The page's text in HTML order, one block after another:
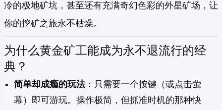
冷的极地矿坑，甚至还有充满奇幻色彩的外星矿场，让
你的挖矿之旅永不枯燥。
为什么黄金矿工能成为永不退流行的经
典？
简单却成瘾的玩法：只需要一个按键（或点击萤
幕）即可游玩。操作极简，但抓准时机的那种快